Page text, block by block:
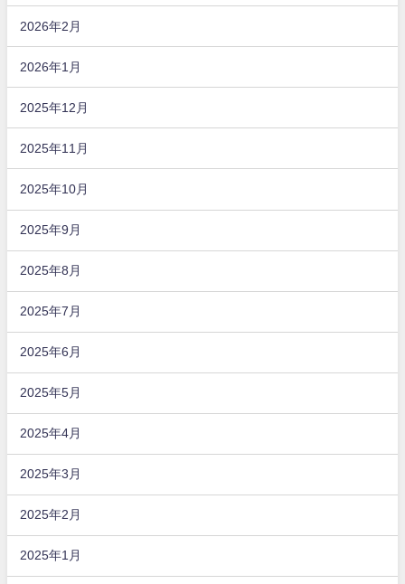
2026年2月
2026年1月
2025年12月
2025年11月
2025年10月
2025年9月
2025年8月
2025年7月
2025年6月
2025年5月
2025年4月
2025年3月
2025年2月
2025年1月